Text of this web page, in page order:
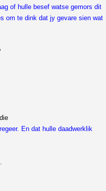
of hulle besef watse gemors dit
om te dink dat jy gevare sien wat
En dat hulle daadwerklik